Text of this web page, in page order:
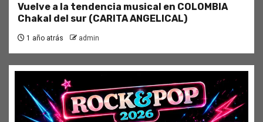
Vuelve a la tendencia musical en COLOMBIA
Chakal del sur (CARITA ANGELICAL)
1 año atrás admin